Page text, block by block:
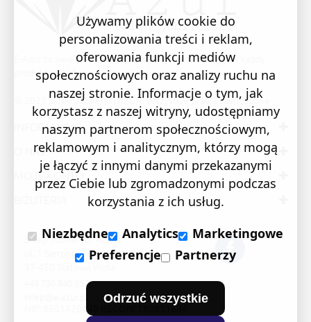
E-Azur to świetne i sprawdzone miejsce na zakupy. W każdy
produkt wkładamy swoją pasję i serce.
© 2023 Sklep Jubilerski AZUR. Wszystkie prawa zastrzeżone
INFORMACJE
O NAS
MOJE KONTO
Sklep Jubilerski "AZUR"
ul. 1 Sierpnia 24/105
37-450 Stalowa Wola
+48 730 840 357
NIP: 8651420440 REGON: 180831684
Używamy plików cookie do
personalizowania treści i reklam,
oferowania funkcji mediów
społecznościowych oraz analizy ruchu na
naszej stronie. Informacje o tym, jak
korzystasz z naszej witryny, udostępniamy
naszym partnerom społecznościowym,
reklamowym i analitycznym, którzy mogą
je łączyć z innymi danymi przekazanymi
przez Ciebie lub zgromadzonymi podczas
korzystania z ich usług.
Niezbędne
Analytics
Marketingowe
Preferencje
Partnerzy
Odrzuć wszystkie